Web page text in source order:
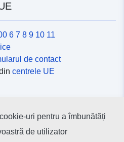
6 7 8 9 10 11
de contact
centrele UE
rețelele sociale
uri pentru a îmbunătăți
de utilizator